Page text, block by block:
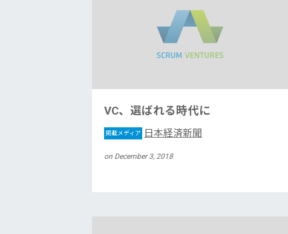
VC、選ばれる時代に
掲載メディア 日本経済新聞
on December 3, 2018